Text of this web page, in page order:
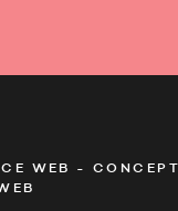
WEB -